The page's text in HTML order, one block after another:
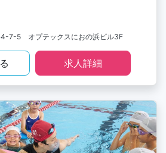
4-7-5 オプテックスにおの浜ビル3F
求人詳細